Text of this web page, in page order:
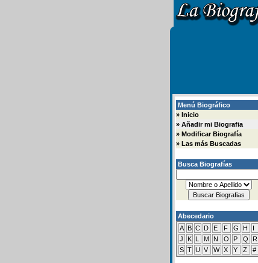
Menú Biográfico
» Inicio
» Añadir mi Biografia
» Modificar Biografía
» Las más Buscadas
Busca Biografías
Abecedario
A B C D E F G H
I
J
K L M N O P Q
R
S T U V W X Y Z #